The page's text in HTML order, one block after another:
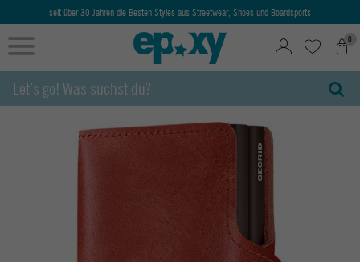
seit über 30 Jahren die Besten Styles aus Streetwear, Shoes und Boardsports
0